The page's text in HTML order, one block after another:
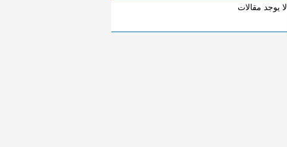
لا يوجد مقالات